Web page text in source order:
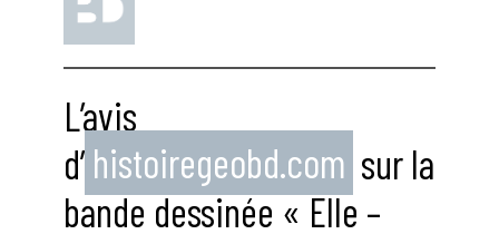
L’avis
d’ histoiregeobd.com sur la
bande dessinée « Elle –